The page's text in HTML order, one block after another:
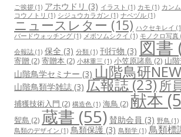
ご挨拶 (1) アホウドリ (3) イラスト (1) カモ (1) カン
コウノトリ (1) シジュウカラガン (1) ナベヅル (1)
ニュースレター (15) ハクセキレイ
バードウォッチング (1) メボソムシクイ (1) モノクロ写真
会報誌 (1) 保全 (3) 分類 (1) 刊行物 (3) 図書
寄贈 (2) 寄贈本 (2) 小林重三 (1) 小笠原諸島 (2) 山
山階鳥学セミナー (3) 山階鳥研
山階鳥類学雑誌 (3) 広報誌(23) 所
捕獲技術入門 (2) 構造色 (1) 海鳥 (2) 献本
聟島 (2) 蔵書 (55) 賛助会員 (3) 野鳥 (1)
鳥類のデザイン (1) 鳥類保護 (3) 鳥類学 (1) 鳥類標